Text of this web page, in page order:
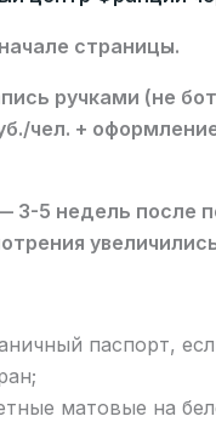
страницы.
ручками (не
чел. +
3-5 недель после
паспорт,
матовые на